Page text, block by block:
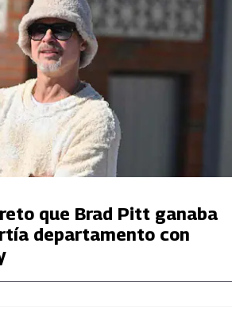
que Brad Pitt ganaba
departamento con